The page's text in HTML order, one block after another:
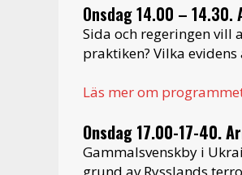
Onsdag 14.00 –
Sida och regeringen vill
praktiken? Vilka
Läs mer om
Onsdag 17.00-17-40.
Gammalsvenskby i
grund av Rysslands